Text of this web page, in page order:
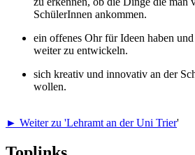
SchülerInnen ankommen.
ein offenes Ohr für Ideen haben
weiter zu entwickeln.
sich kreativ und innovativ an der
wollen.
► Weiter zu 'Lehramt an der Uni Trier'